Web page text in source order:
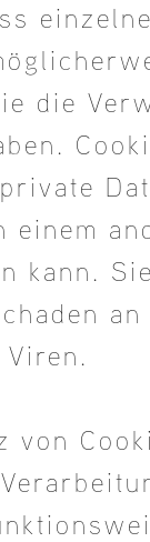
die
einem
kann.
Viren.
von